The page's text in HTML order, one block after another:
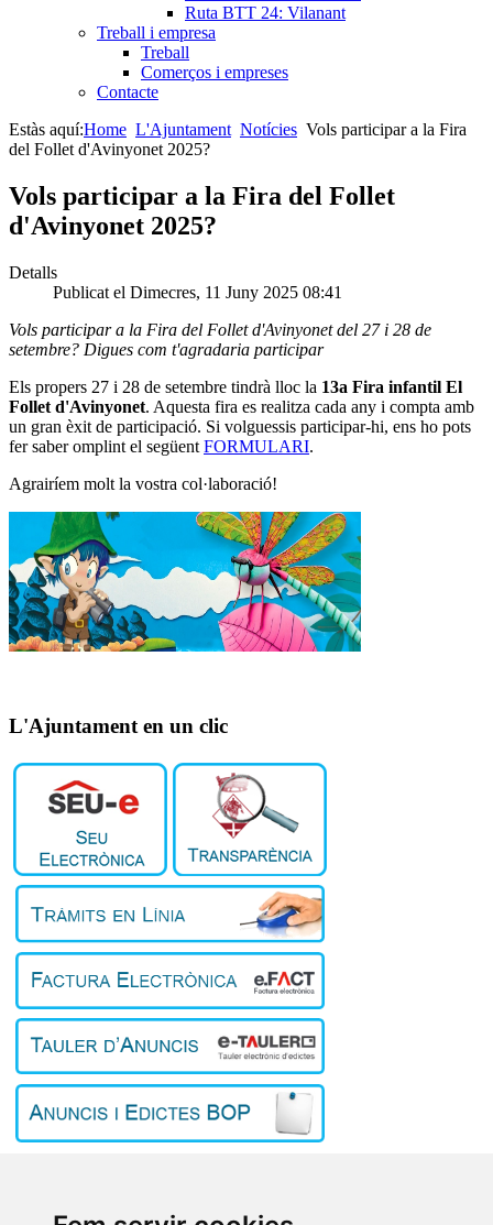
Ruta BTT 24: Vilanant
Treball i empresa
Treball
Comerços i empreses
Contacte
Estàs aquí:Home L'Ajuntament Notícies Vols participar a la Fira
del Follet d'Avinyonet 2025?
Vols participar a la Fira del Follet
d'Avinyonet 2025?
Detalls
Publicat el Dimecres, 11 Juny 2025 08:41
Vols participar a la Fira del Follet d'Avinyonet del 27 i 28 de
setembre? Digues com t'agradaria participar
Els propers 27 i 28 de setembre tindrà lloc la 13a Fira infantil El
Follet d'Avinyonet. Aquesta fira es realitza cada any i compta amb
un gran èxit de participació. Si volguessis participar-hi, ens ho pots
fer saber omplint el següent FORMULARI.
Agrairíem molt la vostra col·laboració!
L'Ajuntament en un clic
L'Ajuntament